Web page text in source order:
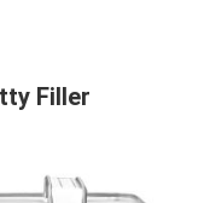
Filler